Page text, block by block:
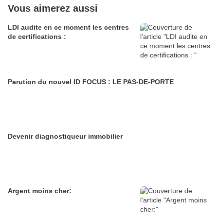
Vous aimerez aussi
LDI audite en ce moment les centres
de certifications :
Parution du nouvel ID FOCUS : LE PAS-DE-PORTE
Devenir diagnostiqueur immobilier
Argent moins cher: